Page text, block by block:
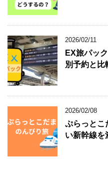
2026/02/11
EX旅パッ
別予約と比
2026/02/08
ぷらっとこ
い新幹線を